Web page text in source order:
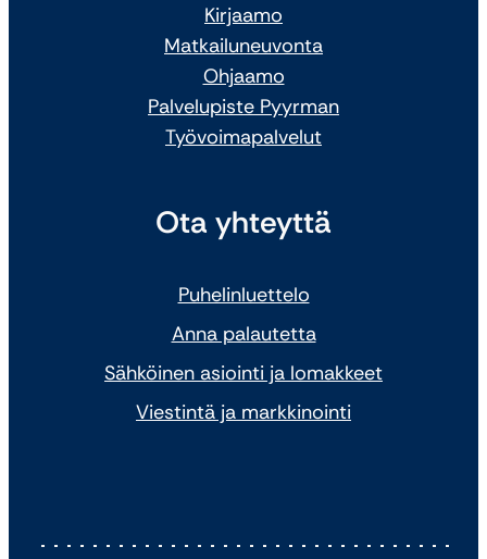
Kirjaamo
Matkailuneuvonta
Ohjaamo
Palvelupiste Pyyrman
Työvoimapalvelut
Ota yhteyttä
Puhelinluettelo
Anna palautetta
Sähköinen asiointi ja lomakkeet
Viestintä ja markkinointi